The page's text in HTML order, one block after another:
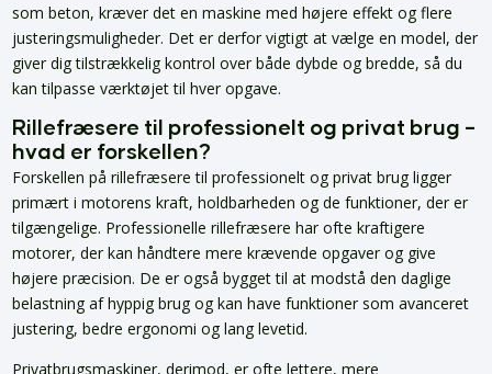
som beton, kræver det en maskine med højere effekt og flere
justeringsmuligheder. Det er derfor vigtigt at vælge en model, der
giver dig tilstrækkelig kontrol over både dybde og bredde, så du
kan tilpasse værktøjet til hver opgave.
Rillefræsere til professionelt og privat brug –
hvad er forskellen?
Forskellen på rillefræsere til professionelt og privat brug ligger
primært i motorens kraft, holdbarheden og de funktioner, der er
tilgængelige. Professionelle rillefræsere har ofte kraftigere
motorer, der kan håndtere mere krævende opgaver og give
højere præcision. De er også bygget til at modstå den daglige
belastning af hyppig brug og kan have funktioner som avanceret
justering, bedre ergonomi og lang levetid.
Privatbrugsmaskiner, derimod, er ofte lettere, mere